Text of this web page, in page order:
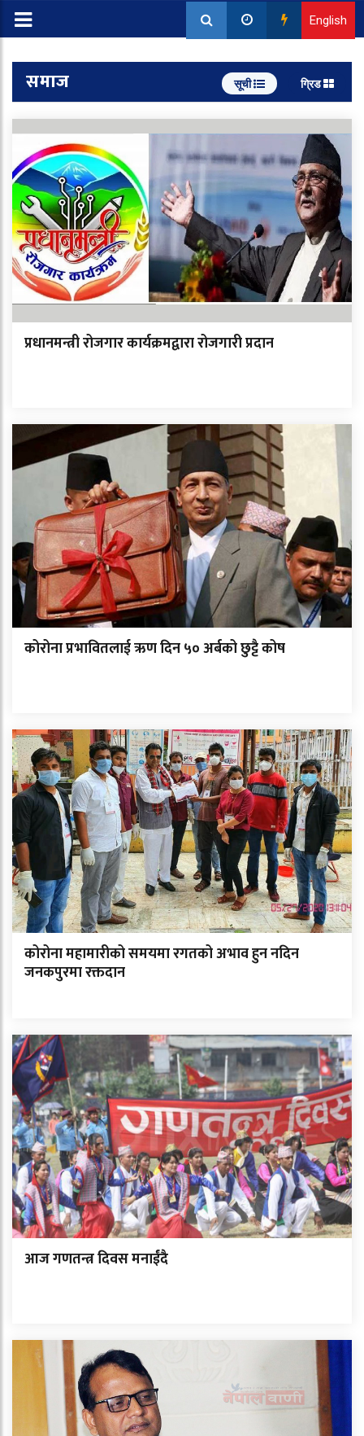
English
समाज सूची ग्रिड
प्रधानमन्त्री रोजगार कार्यक्रमद्वारा रोजगारी प्रदान
कोरोना प्रभावितलाई ऋण दिन ५० अर्बको छुट्टै कोष
कोरोना महामारीको समयमा रगतको अभाव हुन नदिन
जनकपुरमा रक्तदान
आज गणतन्त्र दिवस मनाईंदै